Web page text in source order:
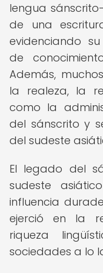
lengua
de una
evidenciando
de
Además,
la realeza, la
como la
del sánscrito y
del sudeste
El legado del
sudeste
influencia
ejerció en la
riqueza
sociedades a lo